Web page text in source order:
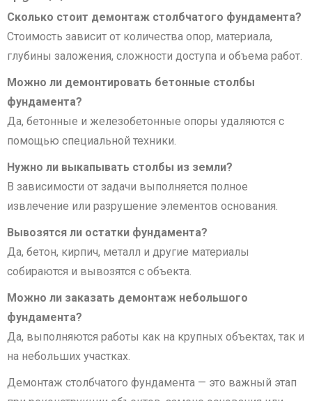
Сколько стоит демонтаж столбчатого фундамента?
Стоимость зависит от количества опор, материала,
глубины заложения, сложности доступа и объема работ.
Можно ли демонтировать бетонные столбы
фундамента?
Да, бетонные и железобетонные опоры удаляются с
помощью специальной техники.
Нужно ли выкапывать столбы из земли?
В зависимости от задачи выполняется полное
извлечение или разрушение элементов основания.
Вывозятся ли остатки фундамента?
Да, бетон, кирпич, металл и другие материалы
собираются и вывозятся с объекта.
Можно ли заказать демонтаж небольшого
фундамента?
Да, выполняются работы как на крупных объектах, так и
на небольших участках.
Демонтаж столбчатого фундамента — это важный этап